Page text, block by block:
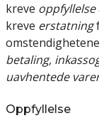
kreve oppfyllelse
kreve erstatning
betaling,
uavhentede
Oppfyllelse